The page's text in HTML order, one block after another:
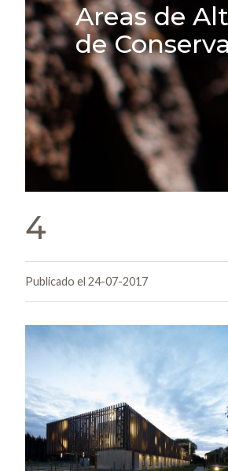
Areas de
de
4
Publicado el 24-07-2017